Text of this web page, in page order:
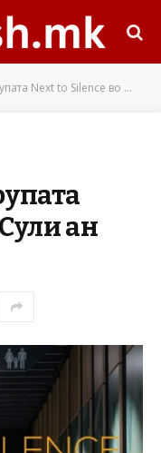
Next to Silence во Сули ан
ан